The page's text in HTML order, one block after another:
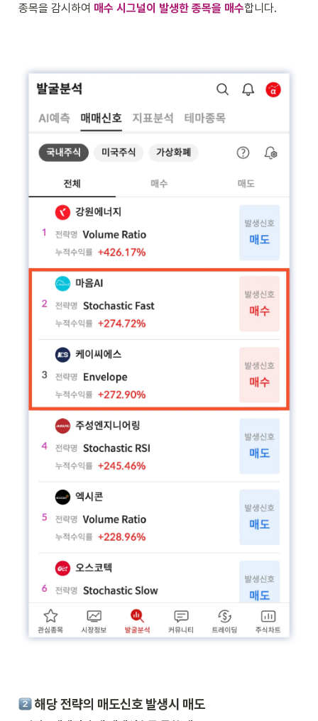
종목을 감시하여 매수 시그널이 발생한 종목을 매수합니다.
해당 전략의 매도신호 발생시 매도